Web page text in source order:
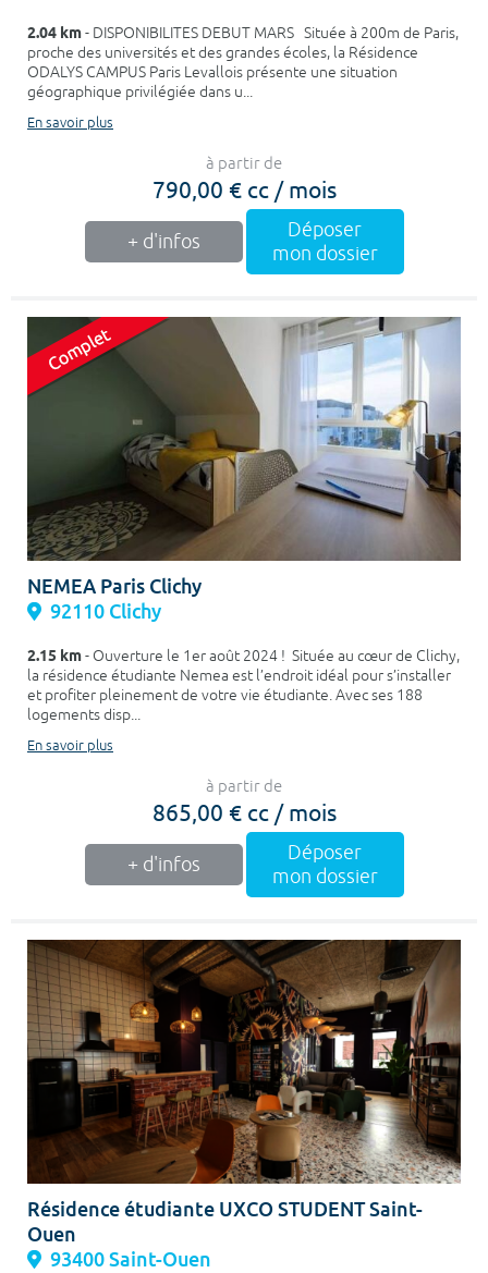
2.04 km- DISPONIBILITES DEBUT MARS Située à 200m de Paris,
proche des universités et des grandes écoles, la Résidence
ODALYS CAMPUS Paris Levallois présente une situation
géographique privilégiée dans u...
En savoir plus
à partir de
790,00 € cc / mois
+ d'infos
Déposer
mon dossier
NEMEA Paris Clichy
92110 Clichy
2.15 km- Ouverture le 1er août 2024 ! Située au cœur de Clichy,
la résidence étudiante Nemea est l’endroit idéal pour s’installer
et profiter pleinement de votre vie étudiante. Avec ses 188
logements disp...
En savoir plus
à partir de
865,00 € cc / mois
+ d'infos
Déposer
mon dossier
Résidence étudiante UXCO STUDENT Saint-
Ouen
93400 Saint-Ouen